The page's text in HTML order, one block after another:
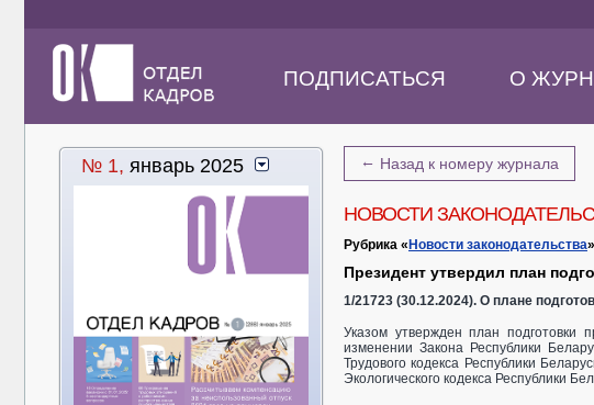
ПОДПИСАТЬСЯ О
№ 1, январь 2025 ← Назад к номеру журнала
НОВОСТИ
Рубрика « Новости законодательства»
Президент утвердил план
1/21723 (30.12.2024). О плане
Указом утвержден план подготовки
изменении Закона Республики
Трудового кодекса Республики
Экологического кодекса Республики